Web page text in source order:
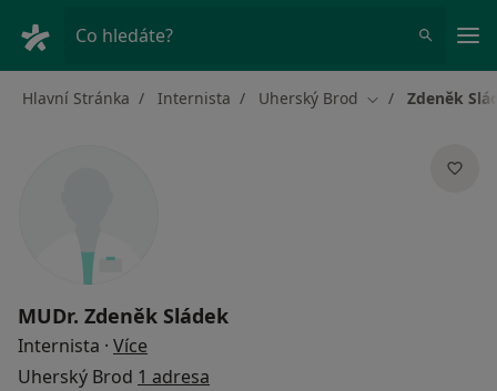
Co hledáte?
Hlavní Stránka Internista Uherský Brod Změna města
Zdeněk
MUDr. Zdeněk Sládek
Internista · Více
Uherský Brod 1 adresa